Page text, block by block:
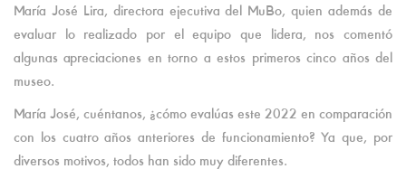
María José Lira, directora ejecutiva del MuBo, quien además de
evaluar lo realizado por el equipo que lidera, nos comentó
algunas apreciaciones en torno a estos primeros cinco años del
museo.
María José, cuéntanos, ¿cómo evalúas este 2022 en comparación
con los cuatro años anteriores de funcionamiento? Ya que, por
diversos motivos, todos han sido muy diferentes.